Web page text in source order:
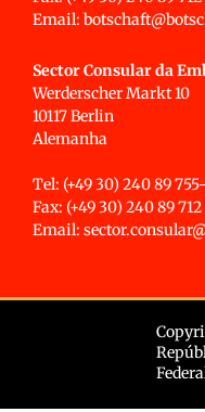
Email:
Sector Consular da
Werderscher Markt 10
10117 Berlin
Alemanha
Tel: (+49 30) 240 89
Fax: (+49 30) 240 89 712
Email: